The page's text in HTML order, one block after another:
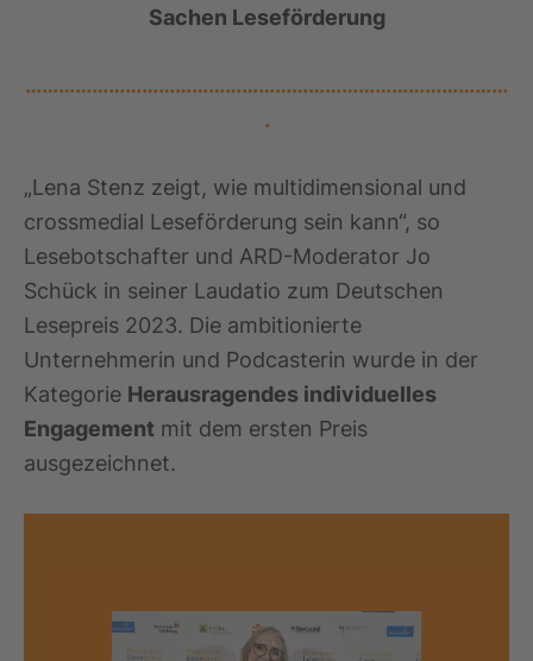
Sachen Leseförderung
……………………………………………………………………………
.
„Lena Stenz zeigt, wie multidimensional und
crossmedial Leseförderung sein kann“, so
Lesebotschafter und ARD-Moderator Jo
Schück in seiner Laudatio zum Deutschen
Lesepreis 2023. Die ambitionierte
Unternehmerin und Podcasterin wurde in der
Kategorie Herausragendes individuelles
Engagement mit dem ersten Preis
ausgezeichnet.